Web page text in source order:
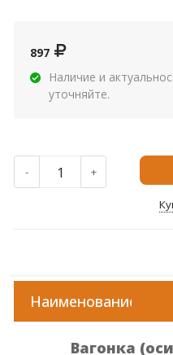
897
Наличие и
уточняйте.
- +
Наименование
Вагонка